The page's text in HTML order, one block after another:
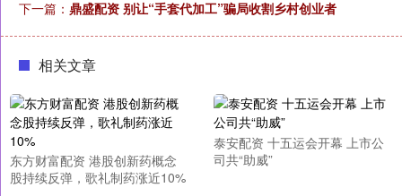
下一篇： 鼎盛配资 别让“手套代加工”骗局收割乡村创业者
相关文章
东方财富配资 港股创新药概念
股持续反弹，歌礼制药涨近10%
泰安配资 十五运会开幕 上市公
司共“助威”